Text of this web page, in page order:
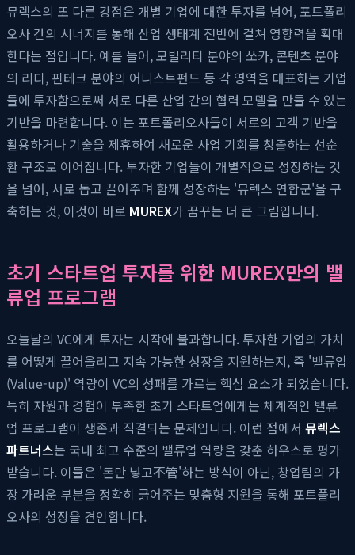
뮤렉스의 또 다른 강점은 개별 기업에 대한 투자를 넘어, 포트폴리
오사 간의 시너지를 통해 산업 생태계 전반에 걸쳐 영향력을 확대
한다는 점입니다. 예를 들어, 모빌리티 분야의 쏘카, 콘텐츠 분야
의 리디, 핀테크 분야의 어니스트펀드 등 각 영역을 대표하는 기업
들에 투자함으로써 서로 다른 산업 간의 협력 모델을 만들 수 있는
기반을 마련합니다. 이는 포트폴리오사들이 서로의 고객 기반을
활용하거나 기술을 제휴하여 새로운 사업 기회를 창출하는 선순
환 구조로 이어집니다. 투자한 기업들이 개별적으로 성장하는 것
을 넘어, 서로 돕고 끌어주며 함께 성장하는 '뮤렉스 연합군'을 구
축하는 것, 이것이 바로 MUREX가 꿈꾸는 더 큰 그림입니다.
초기 스타트업 투자를 위한 MUREX만의 밸
류업 프로그램
오늘날의 VC에게 투자는 시작에 불과합니다. 투자한 기업의 가치
를 어떻게 끌어올리고 지속 가능한 성장을 지원하는지, 즉 '밸류업
(Value-up)' 역량이 VC의 성패를 가르는 핵심 요소가 되었습니다.
특히 자원과 경험이 부족한 초기 스타트업에게는 체계적인 밸류
업 프로그램이 생존과 직결되는 문제입니다. 이런 점에서 뮤렉스
파트너스는 국내 최고 수준의 밸류업 역량을 갖춘 하우스로 평가
받습니다. 이들은 '돈만 넣고不管'하는 방식이 아닌, 창업팀의 가
장 가려운 부분을 정확히 긁어주는 맞춤형 지원을 통해 포트폴리
오사의 성장을 견인합니다.